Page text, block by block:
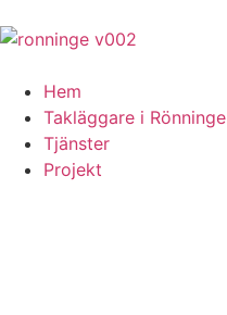
Hem
Takläggare i Rönninge
Tjänster
Projekt